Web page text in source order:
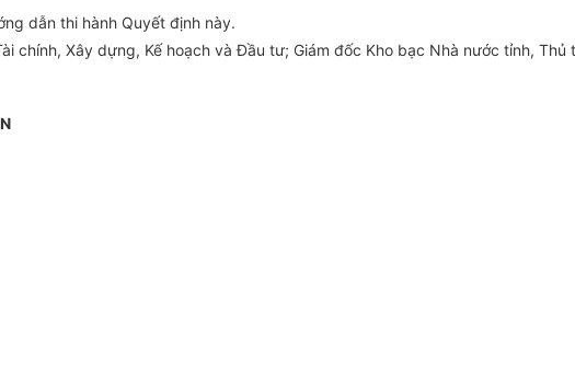
dẫn thi hành Quyết định này.
chính, Xây dựng, Kế hoạch và Đầu tư; Giám đốc Kho bạc Nhà nước tỉnh,